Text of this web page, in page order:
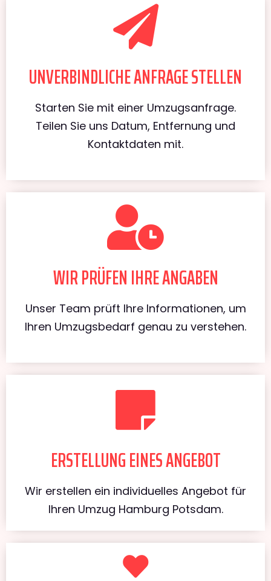
UNVERBINDLICHE ANFRAGE STELLEN
Starten Sie mit einer Umzugsanfrage.
Teilen Sie uns Datum, Entfernung und
Kontaktdaten mit.
WIR PRÜFEN IHRE ANGABEN
Unser Team prüft Ihre Informationen, um
Ihren Umzugsbedarf genau zu verstehen.
ERSTELLUNG EINES ANGEBOT
Wir erstellen ein individuelles Angebot für
Ihren Umzug Hamburg Potsdam.